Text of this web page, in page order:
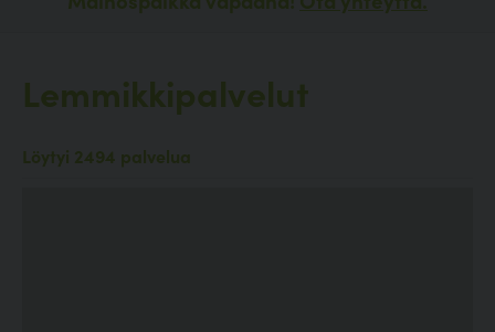
Lemmikkipalvelut
Löytyi 2494 palvelua